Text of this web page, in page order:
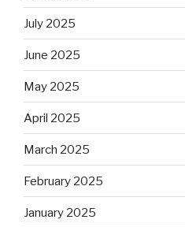
July 2025
June 2025
May 2025
April 2025
March 2025
February 2025
January 2025